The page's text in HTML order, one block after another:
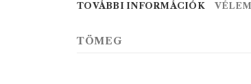
TOVÁBBI INFORMÁCIÓK
TÖMEG